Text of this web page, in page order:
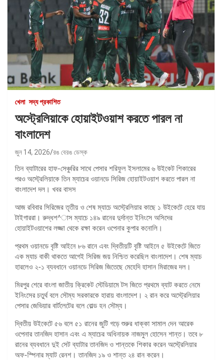
খেলা সদ্য প্রকাশিত
অস্ট্রেলিয়াকে হোয়াইটওয়াশ করতে পারল না
বাংলাদেশ
জুন 14, 2026 রঙ বেরঙ ডেস্ক
তিন ব্যাটারের হাফ-সেঞ্চুরির সাথে পেসার শরিফুল ইসলামের ৬ উইকেট শিকারের
পরও অস্ট্রেলিয়াকে তিন ম্যাচের ওয়ানডে সিরিজ হোয়াইটওয়াশ করতে পারল না
বাংলাদেশ দল। খবর বাসস
আজ রবিবার সিরিজের তৃতীয় ও শেষ ম্যাচে অস্ট্রেলিয়ার কাছে ১ উইকেটে হেরে যায়
টাইগাররা। রুদ্ধশ^াস ম্যাচে ১৪৯ রানের দুর্দান্ত ইনিংসে অসিদের
হোয়াইটওয়াশের লজ্জা থেকে রক্ষা করেন ওপেনার কুপার কনোলি।
প্রথম ওয়ানডে বৃষ্টি আইনে ৮৬ রানে এবং দ্বিতীয়টি বৃষ্টি আইনে ৫ উইকেটে জিতে
এক ম্যাচ বাকী থাকতে আগেই সিরিজ জয় নিশ্চিত করেছিল বাংলাদেশ। শেষ ম্যাচ
হারলেও ২-১ ব্যবধানে ওয়ানডে সিরিজ জিতেছে মেহেদি হাসান মিরাজের দল।
মিরপুর শেরে বাংলা জাতীয় ক্রিকেট স্টেডিয়ামে টস জিতে প্রথমে ব্যাট করতে নেমে
ইনিংসের চতুর্থ বলে সৌম্য সরকারকে হারায় বাংলাদেশ। ২ রান করে অস্ট্রেলিয়ার
পেসার জেভিয়ার বার্টলেটের বলে বোল্ড হন সৌম্য।
দ্বিতীয় উইকেটে ৫৬ বলে ৫১ রানের জুটি গড়ে শুরুর ধাক্কা সামাল দেন আরেক
ওপেনার তানজিদ হাসান এবং এ ম্যাচের অধিনায়ক নাজমুল হোসেন শান্ত। তবে ৮
রানের ব্যবধানে দুই সেট ব্যাটার তানজিদ ও শান্তকে শিকার করেন অস্ট্রেলিয়ার
অফ-স্পিনার ম্যাট রেনশ। তানজিদ ১৯ ও শান্ত ২৪ রান করেন।